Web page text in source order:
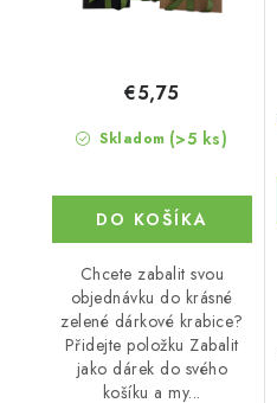
Skladom (>5 ks)
€5,75
DO KOŠÍKA
Chcete zabalit svou
objednávku do krásné
zelené dárkové krabice?
Přidejte položku Zabalit
jako dárek do svého
košíku a my...